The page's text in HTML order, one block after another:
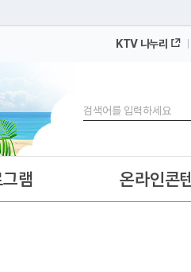
요
KTV 나누리
검색
램 온라인콘